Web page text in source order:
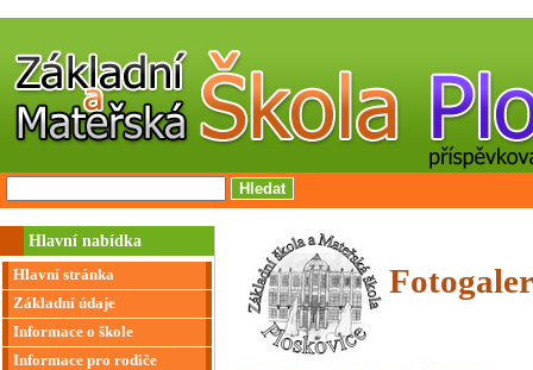
Hlavní nabídka
Hlavní stránka
Základní údaje
Informace o škole
Informace pro rodiče